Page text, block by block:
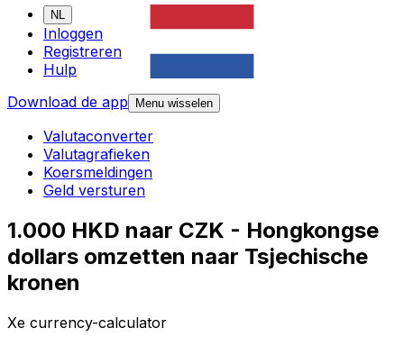
NL
Inloggen
Registreren
Hulp
Download de app
Menu wisselen
Valutaconverter
Valutagrafieken
Koersmeldingen
Geld versturen
1.000 HKD naar CZK - Hongkongse
dollars omzetten naar Tsjechische
kronen
Xe currency-calculator